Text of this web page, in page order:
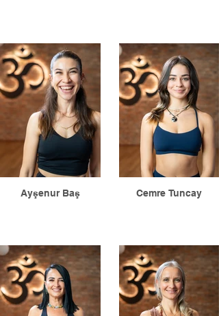
Ayşenur Baş Cemre Tuncay